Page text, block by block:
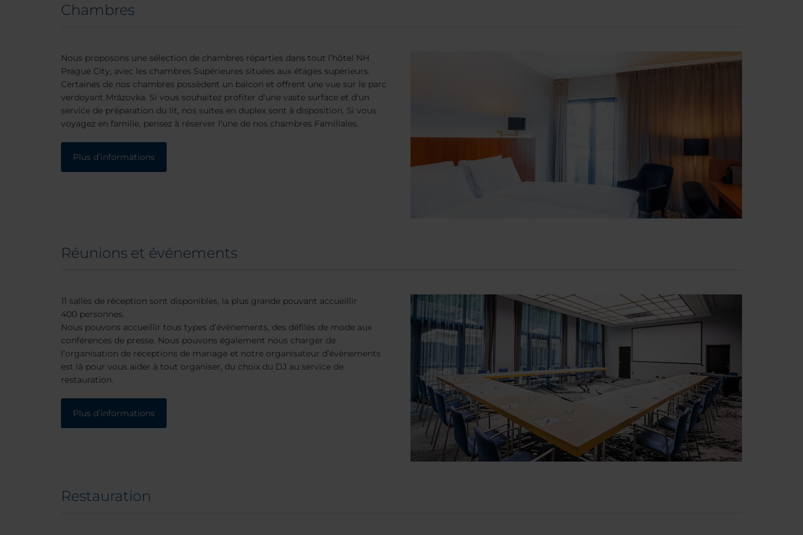
Chambres
Nous proposons une sélection de chambres réparties dans tout l’hôtel NH
Prague City, avec les chambres Supérieures situées aux étages supérieurs.
Certaines de nos chambres possèdent un balcon et offrent une vue sur le parc
verdoyant Mrázovka. Si vous souhaitez profiter d'une vaste surface et d'un
service de préparation du lit, nos suites en duplex sont à disposition. Si vous
voyagez en famille, pensez à réserver l'une de nos chambres Familiales.
Plus d’informations
Réunions et événements
11 salles de réception sont disponibles, la plus grande pouvant accueillir
400 personnes.
Nous pouvons accueillir tous types d’évènements, des défilés de mode aux
conférences de presse. Nous pouvons également nous charger de
l’organisation de réceptions de mariage et notre organisateur d’évènements
est là pour vous aider à tout organiser, du choix du DJ au service de
restauration.
Plus d’informations
Restauration